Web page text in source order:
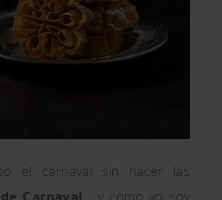
el carnaval sin hacer las
Carnaval… y como yo soy